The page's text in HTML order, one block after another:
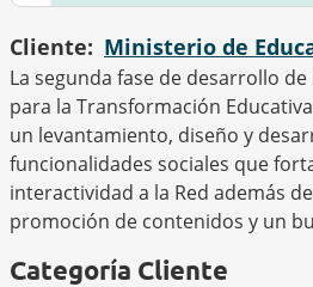
Cliente Ministerio de
La segunda fase de desarrollo
para la Transformación
un levantamiento, diseño y
funcionalidades sociales que
interactividad a la Red además
promoción de contenidos y un
Categoría Cliente